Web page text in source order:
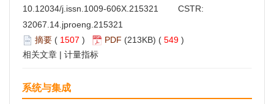
10.12034/j.issn.1009-606X.215321
CSTR:
32067.14.jproeng.215321
摘要 ( 1507 ) PDF (213KB) ( 549 )
相关文章 | 计量指标
系统与集成